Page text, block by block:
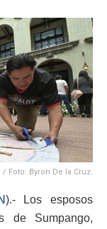
Foto: Byron De la Cruz.
).- Los esposos
de Sumpango,